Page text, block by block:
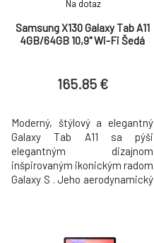
Samsung X130 Galaxy Tab A11
4GB/64GB 10,9" Wi-Fi Šedá
Na dotaz
165.85 €
Moderný, štýlový a elegantný
Galaxy Tab A11 sa pýši
elegantným dizajnom
inšpirovaným ikonickým radom
Galaxy S . Jeho aerodynamický
môžete z farebných variantov